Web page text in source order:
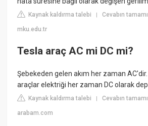
Kaynak kaldırma talebi |Cevabın
mku.edu.tr
Tesla araç AC mi DC mi?
Şebekeden gelen akım her zaman
araçlar elektriği her zaman DC olarak
Kaynak kaldırma talebi |Cevabın
arabam.com